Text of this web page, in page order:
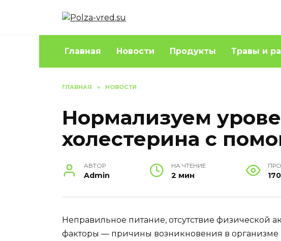
Главная Новости Продукты Травы и
ГЛАВНАЯ » НОВОСТИ
Нормализуем
холестерина с
АВТОР
Admin
НА ЧТЕНИЕ
2 мин 170
Неправильное питание, отсутствие физической
факторы — причины возникновения в организме